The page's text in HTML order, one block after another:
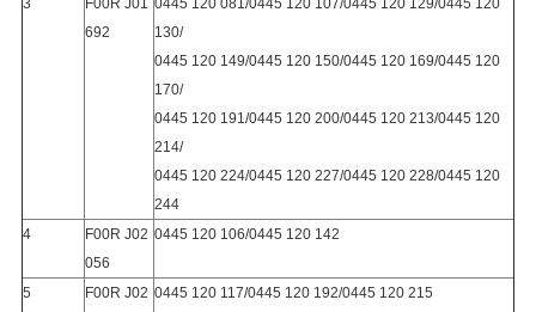
3
F00R J01
692
0445 120 081/0445 120 107/0445 120 129/0445 120
130/
0445 120 149/0445 120 150/0445 120 169/0445 120
170/
0445 120 191/0445 120 200/0445 120 213/0445 120
214/
0445 120 224/0445 120 227/0445 120 228/0445 120
244
4
F00R J02
056
0445 120 106/0445 120 142
5
F00R J02 0445 120 117/0445 120 192/0445 120 215